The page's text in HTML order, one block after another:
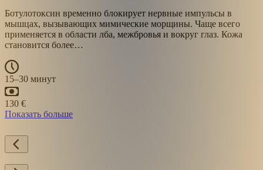
Ботулотоксин временно блокирует нервные импульсы в
мышцах, вызывающих мимические морщины. Чаще всего
применяется в области лба, межбровья и вокруг глаз. Кожа
становится более…
15–30 минут
130 €
Показать больше